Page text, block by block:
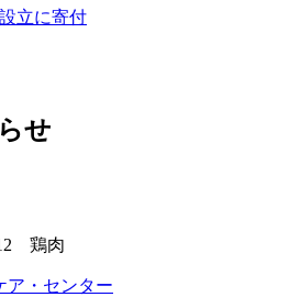
立に寄付
せ
鶏肉
ア・センター